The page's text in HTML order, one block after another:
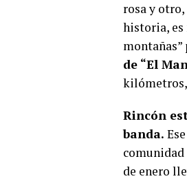
rosa y
historia, es
montañas”
de “El
Rincón
banda.
comunidad
de enero